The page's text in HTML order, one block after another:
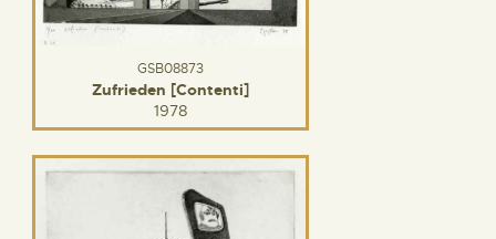
GSB08873
Zufrieden [Contenti]
1978